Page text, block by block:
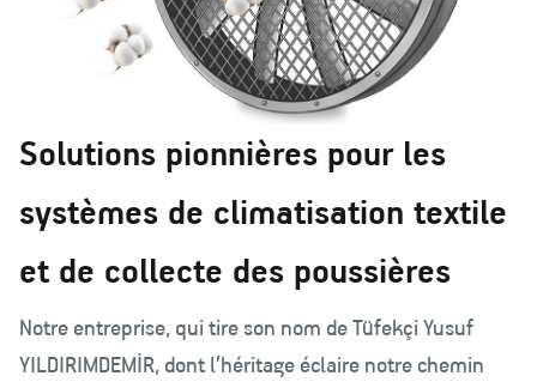
Solutions pionnières pour les
systèmes de climatisation textile
et de collecte des poussières
Notre entreprise, qui tire son nom de Tüfekçi Yusuf
YILDIRIMDEMİR, dont l’héritage éclaire notre chemin